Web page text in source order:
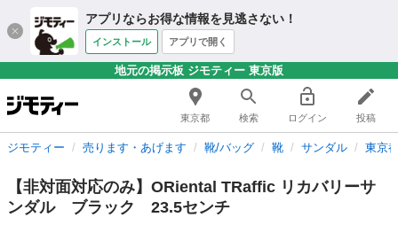
アプリならお得な情報を見逃さない！
インストール アプリで開く
地元の掲示板 ジモティー 東京版
東京都 検索 ログイン 投稿
ジモティー 売ります・あげます 靴/バッグ 靴 サンダル 東京
【非対面対応のみ】ORiental TRaffic リカバリーサ
ンダル ブラック 23.5センチ